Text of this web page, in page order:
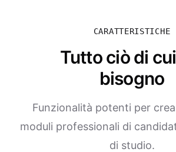
CARATTERISTICHE
Tutto ciò di
bisogno
Funzionalità potenti per
moduli professionali di
di studio.